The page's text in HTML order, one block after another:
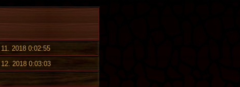
2018 0:02:55
2018 0:03:03